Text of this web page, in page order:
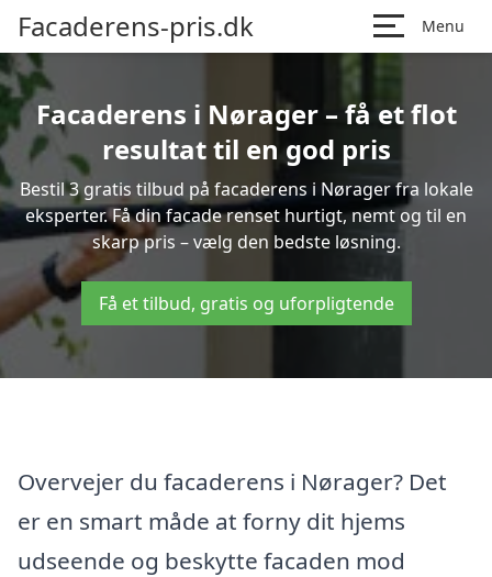
Facaderens-pris.dk Menu
Facaderens i Nørager – få et flot
resultat til en god pris
Bestil 3 gratis tilbud på facaderens i Nørager fra lokale
eksperter. Få din facade renset hurtigt, nemt og til en
skarp pris – vælg den bedste løsning.
Få et tilbud, gratis og uforpligtende
Overvejer du facaderens i Nørager? Det
er en smart måde at forny dit hjems
udseende og beskytte facaden mod